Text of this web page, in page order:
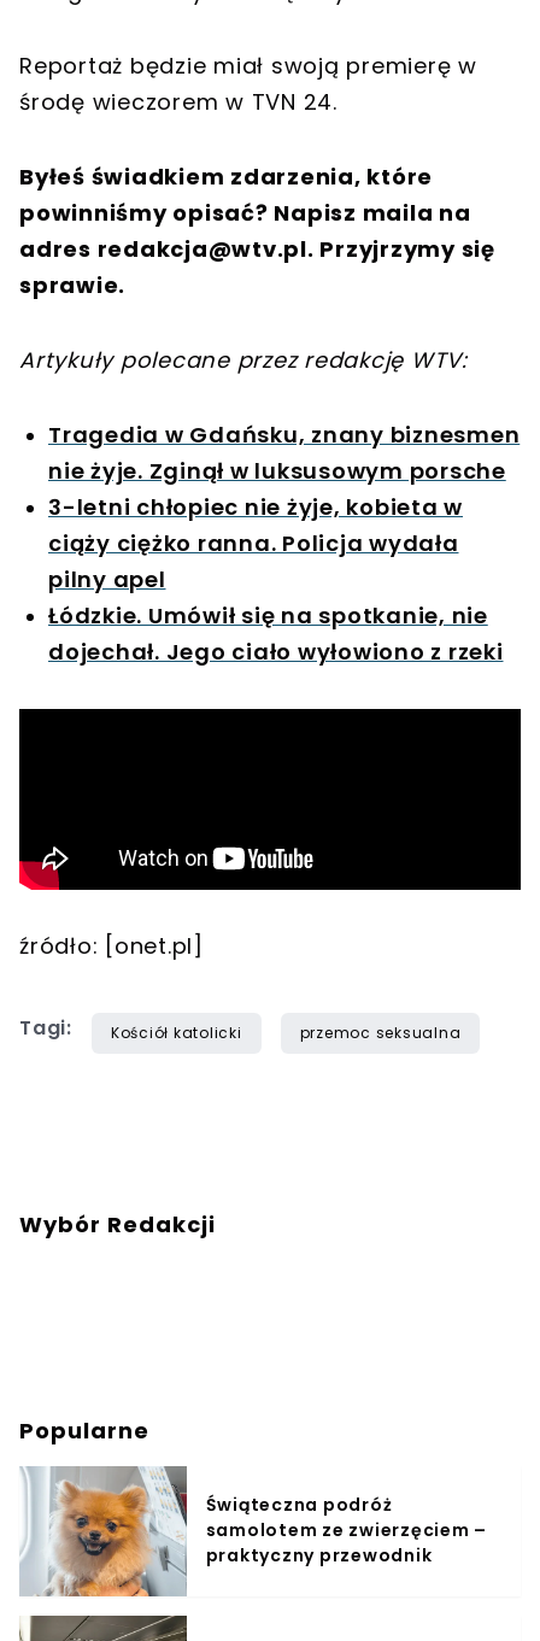
Reportaż będzie miał swoją premierę w
środę wieczorem w TVN 24.
Byłeś świadkiem zdarzenia, które
powinniśmy opisać? Napisz maila na
adres redakcja@wtv.pl. Przyjrzymy się
sprawie.
Artykuły polecane przez redakcję WTV:
Tragedia w Gdańsku, znany biznesmen
nie żyje. Zginął w luksusowym porsche
3-letni chłopiec nie żyje, kobieta w
ciąży ciężko ranna. Policja wydała
pilny apel
Łódzkie. Umówił się na spotkanie, nie
dojechał. Jego ciało wyłowiono z rzeki
źródło: [onet.pl]
Tagi: Kościół katolicki przemoc seksualna
Wybór Redakcji
Popularne
Świąteczna podróż
samolotem ze zwierzęciem –
praktyczny przewodnik